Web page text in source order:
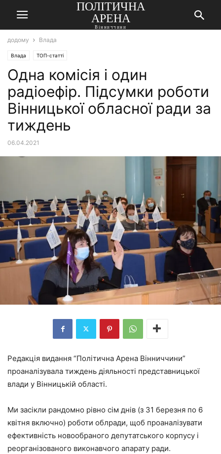
ПОЛІТИЧНА
АРЕНА
Вінниччини
додому Влада
Влада ТОП-статті
Одна комісія і один
радіоефір. Підсумки роботи
Вінницької обласної ради за
тиждень
06.04.2021
Редакція видання “Політична Арена Вінниччини”
проаналізувала тиждень діяльності представницької
влади у Вінницькій області.
Ми засікли рандомно рівно сім днів (з 31 березня по 6
квітня включно) роботи облради, щоб проаналізувати
ефективність новообраного депутатського корпусу і
реорганізованого виконавчого апарату ради.